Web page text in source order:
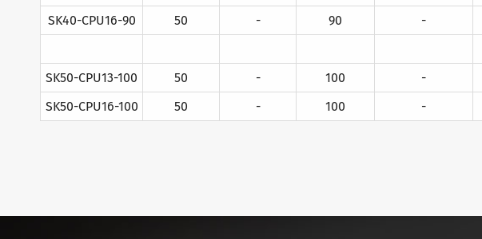
SK40-CPU16-90 50 - 90 -
SK50-CPU13-100 50 - 100 -
SK50-CPU16-100 50 - 100 -